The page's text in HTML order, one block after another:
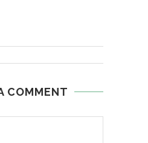
COMMENT